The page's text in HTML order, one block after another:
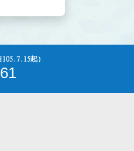
105.7.15起)